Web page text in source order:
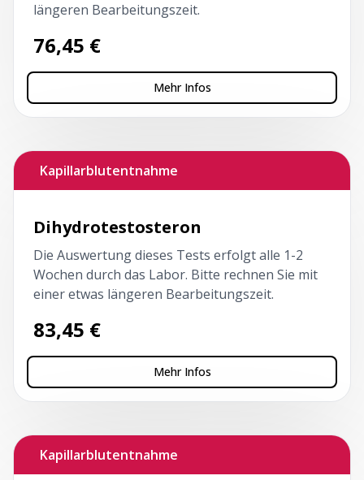
längeren Bearbeitungszeit.
76,45 €
Mehr Infos
Kapillarblutentnahme
Dihydrotestosteron
Die Auswertung dieses Tests erfolgt alle 1-2
Wochen durch das Labor. Bitte rechnen Sie mit
einer etwas längeren Bearbeitungszeit.
83,45 €
Mehr Infos
Kapillarblutentnahme